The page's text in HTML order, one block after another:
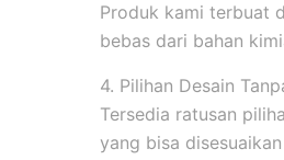
Produk kami terbuat
bebas dari bahan
4. Pilihan Desain
Tersedia ratusan
yang bisa